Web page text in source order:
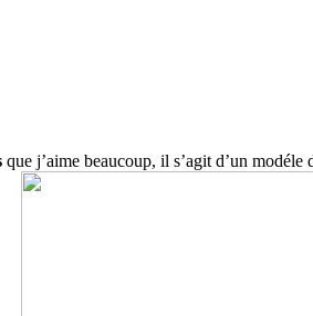
que j’aime beaucoup, il s’agit d’un modéle